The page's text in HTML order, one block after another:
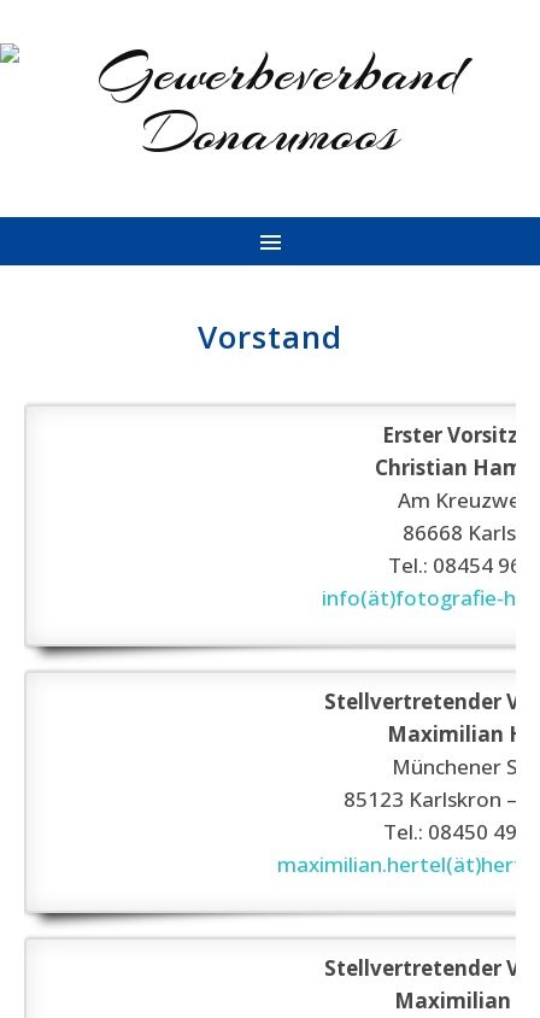
Vorstand
Erster
Christian
Am Kreuzweg
86668
Tel.: 08454
info(ät)fotografie-
Stellvertretender
Maximilian
Münchener
85123 Karlskron –
Tel.: 08450
Stellvertretender
Maximilian